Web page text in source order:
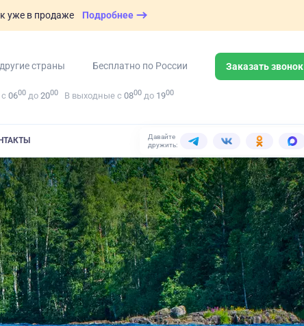
уже в продаже Подробнее
страны Бесплатно по России Заказать звонок
0600 до 2000 В выходные с 0800 до 1900
Давайте
дружить: